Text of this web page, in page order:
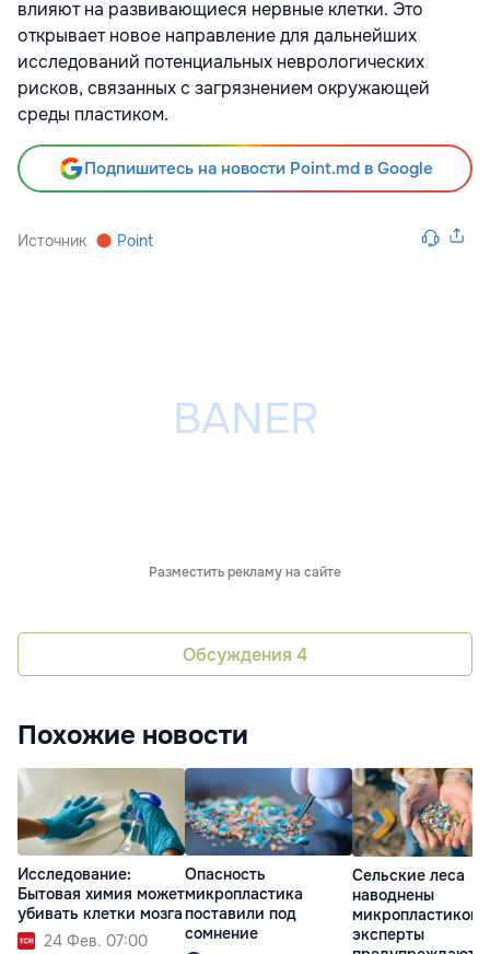
влияют на развивающиеся нервные клетки. Это
открывает новое направление для дальнейших
исследований потенциальных неврологических
рисков, связанных с загрязнением окружающей
среды пластиком.
Подпишитесь на новости Point.md в Google
Источник Point
Разместить рекламу на сайте
Обсуждения 4
Похожие новости
Исследование:
Бытовая химия может
убивать клетки мозга
24 Фев. 07:00
Опасность
микропластика
поставили под
сомнение
Сельские леса
наводнены
микропластиком:
эксперты